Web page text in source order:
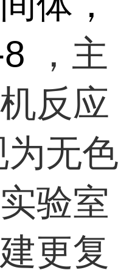
，主
反应
无色
验室
更复